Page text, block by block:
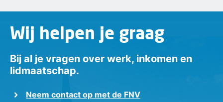
Wij helpen je graag
Bij al je vragen over werk, inkomen en
lidmaatschap.
Neem contact op met de FNV